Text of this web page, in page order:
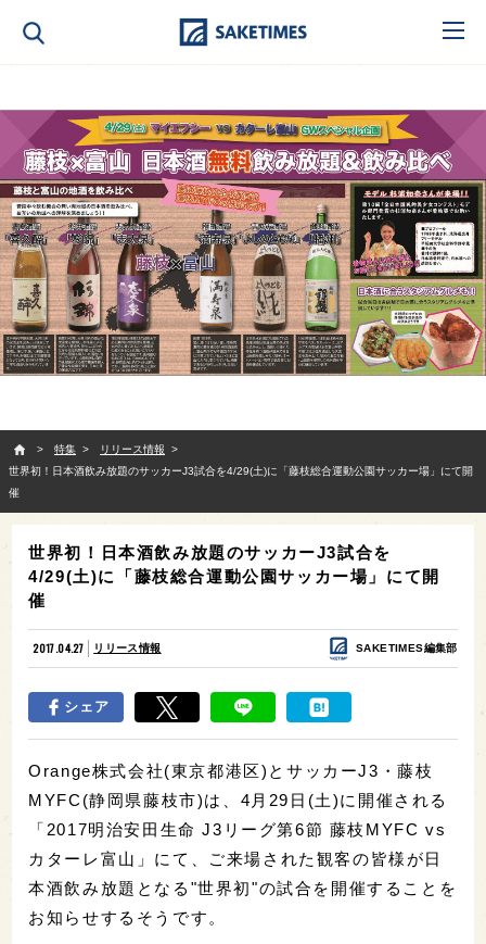
特集
リリース情報
世界初！日本酒飲み放題のサッカーJ3試合を4/29(土)に「藤枝総合運動公園サッカー場」にて開
催
世界初！日本酒飲み放題のサッカーJ3試合を
4/29(土)に「藤枝総合運動公園サッカー場」にて開
催
2017.04.27 リリース情報 SAKETIMES編集部
シェア
Orange株式会社(東京都港区)とサッカーJ3・藤枝
MYFC(静岡県藤枝市)は、4月29日(土)に開催される
「2017明治安田生命 J3リーグ第6節 藤枝MYFC vs
カターレ富山」にて、ご来場された観客の皆様が日
本酒飲み放題となる"世界初"の試合を開催することを
お知らせするそうです。